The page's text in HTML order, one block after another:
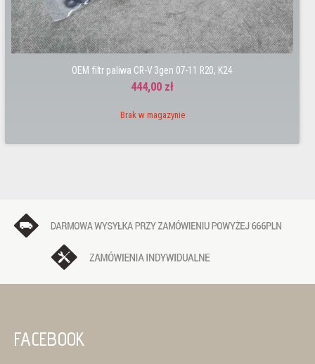
OEM filtr paliwa CR-V 3gen 07-11 R20, K24
444,00 zł
Brak w magazynie
FACEBOOK